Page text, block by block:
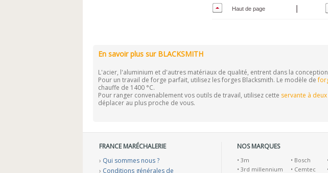
Haut de page
En savoir plus sur BLACKSMITH
L'acier, l'aluminium et d'autres matériaux de qualité, entrent dans la
Pour un travail de forge parfait, utilisez les forges Blacksmith. Le modèle de
chauffe de 1400 °C.
Pour ranger convenablement vos outils de travail, utilisez cette servante à
déplacer au plus proche de vous.
FRANCE MARÉCHALERIE
› Qui sommes nous ?
› Conditions générales de
NOS MARQUES
• 3m
• 3rd millennium
• Bosch
• Cemtec
•
•